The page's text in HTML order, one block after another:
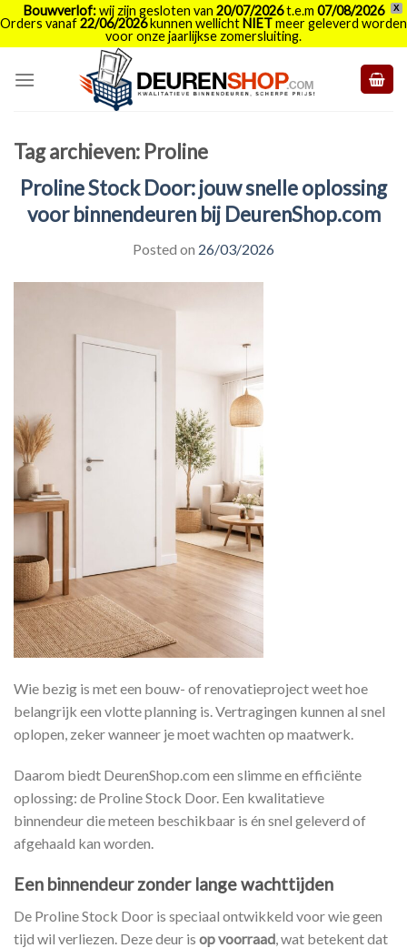
X
Bouwverlof:wij zijn gesloten van 20/07/2026t.e.m 07/08/2026
Orders vanaf22/06/2026kunnen wellichtNIETmeer geleverd worden
voor onze jaarlijkse zomersluiting.
Tag archieven: Proline
Proline Stock Door: jouw snelle oplossing
voor binnendeuren bij DeurenShop.com
Posted on 26/03/2026
Wie bezig is met een bouw- of renovatieproject weet hoe
belangrijk een vlotte planning is. Vertragingen kunnen al snel
oplopen, zeker wanneer je moet wachten op maatwerk.
Daarom biedt DeurenShop.com een slimme en efficiënte
oplossing: de Proline Stock Door. Een kwalitatieve
binnendeur die meteen beschikbaar is én snel geleverd of
afgehaald kan worden.
Een binnendeur zonder lange wachttijden
De Proline Stock Door is speciaal ontwikkeld voor wie geen
tijd wil verliezen. Deze deur is op voorraad, wat betekent dat